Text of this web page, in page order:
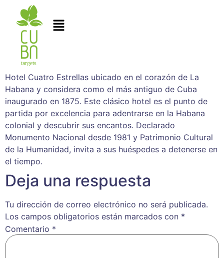
Hotel Cuatro Estrellas ubicado en el corazón de La
Habana y considera como el más antiguo de Cuba
inaugurado en 1875. Este clásico hotel es el punto de
partida por excelencia para adentrarse en la Habana
colonial y descubrir sus encantos. Declarado
Monumento Nacional desde 1981 y Patrimonio Cultural
de la Humanidad, invita a sus huéspedes a detenerse en
el tiempo.
Deja una respuesta
Tu dirección de correo electrónico no será publicada.
Los campos obligatorios están marcados con *
Comentario *